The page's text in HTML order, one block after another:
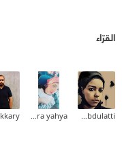
القرّاء